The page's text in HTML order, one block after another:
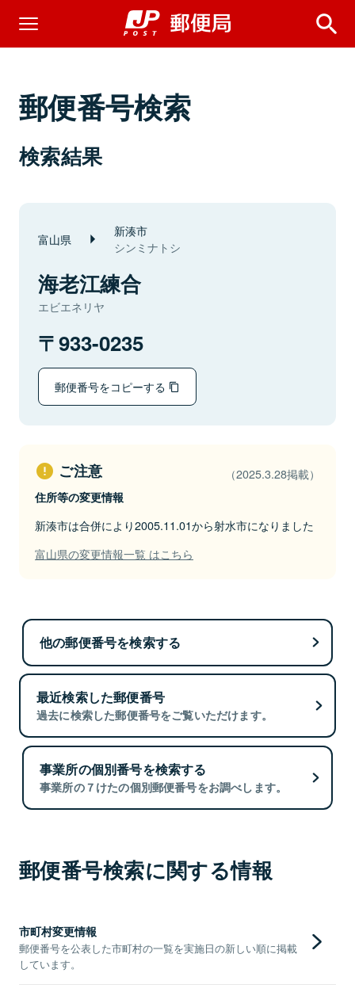
郵便番号検索
検索結果
富山県 新湊市
シンミナトシ
海老江練合
エビエネリヤ
933-0235
郵便番号をコピーする
ご注意 （2025.3.28掲載）
住所等の変更情報
新湊市は合併により2005.11.01から射水市になりました
富山県の変更情報一覧 はこちら
他の郵便番号を検索する
最近検索した郵便番号
過去に検索した郵便番号をご覧いただけます。
事業所の個別番号を検索する
事業所の７けたの個別郵便番号をお調べします。
郵便番号検索に関する情報
市町村変更情報
郵便番号を公表した市町村の一覧を実施日の新しい順に掲載
しています。